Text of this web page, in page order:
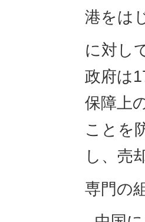
港をは
に対し
政府は
保障上
ことを
し、売
専門の